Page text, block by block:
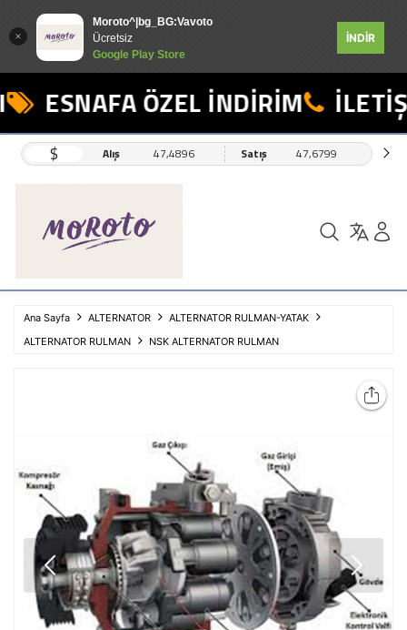
Moroto^|bg_BG:Vavoto
Ücretsiz
Google Play Store
İNDİR
ESNAFA ÖZEL İNDİRİM
$ Alış 47,4896 Satış 47,6799
Ana Sayfa ALTERNATOR
ALTERNATOR RULMAN-YATAK
ALTERNATOR RULMAN
NSK ALTERNATOR RULMAN